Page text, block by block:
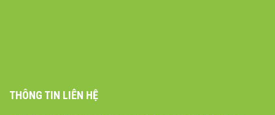
THÔNG TIN LIÊN HỆ